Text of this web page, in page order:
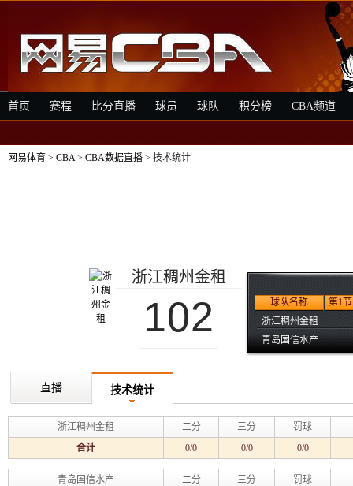
首页 赛程 比分直播 球员 球队 积分榜 CBA频道
网易体育 > CBA> CBA数据直播 > 技术统计
浙江稠州金租
102 球队名称
第1节
浙江稠州金租
青岛国信水产
直播 技术统计
浙江稠州金租 二分 三分
罚球
合计
0/0 0/0 0/0
青岛国信水产 二分 三分
罚球